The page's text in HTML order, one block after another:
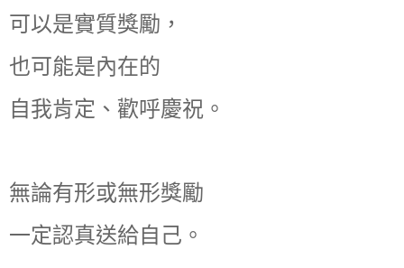
可以是實質獎勵，
也可能是內在的
自我肯定、歡呼慶祝。
無論有形或無形獎勵
一定認真送給自己。